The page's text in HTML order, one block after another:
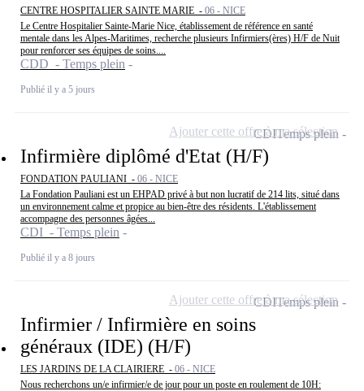
CENTRE HOSPITALIER SAINTE MARIE - 06 - NICE
Le Centre Hospitalier Sainte-Marie Nice, établissement de référence en santé
mentale dans les Alpes-Maritimes, recherche plusieurs Infirmiers(ères) H/F de Nuit
pour renforcer ses équipes de soins....
CDD - Temps plein
Publié il y a 5 jours
Infirmière diplômé d'Etat (H/F)
FONDATION PAULIANI - 06 - NICE
La Fondation Pauliani est un EHPAD privé à but non lucratif de 214 lits, situé dans
un environnement calme et propice au bien-être des résidents. L'établissement
accompagne des personnes âgées...
CDI - Temps plein
Publié il y a 8 jours
CDITemps plein
Ajouter cette offre à ma sélection
Infirmier / Infirmière en soins
généraux (IDE) (H/F)
LES JARDINS DE LA CLAIRIERE - 06 - NICE
Nous recherchons un/e infirmier/e de jour pour un poste en roulement de 10H:
CDITemps plein
Ajouter cette offre à ma sélection